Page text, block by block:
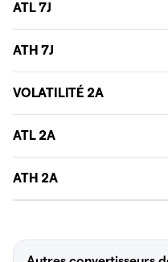
ATL 7J
ATH 7J
VOLATILITÉ 2A
ATL 2A
ATH 2A